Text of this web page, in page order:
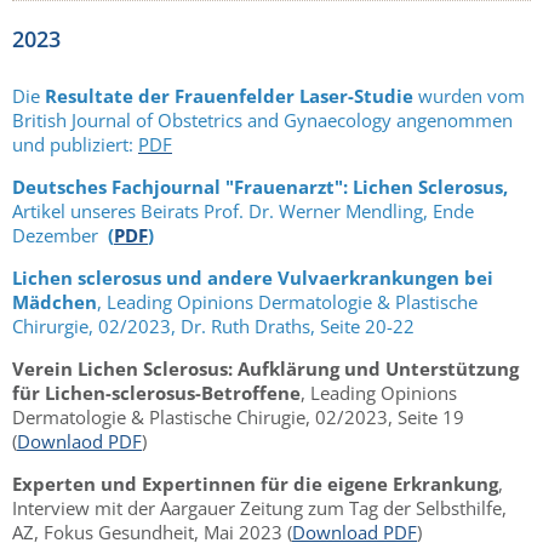
2023
Die Resultate der Frauenfelder Laser-Studie wurden vom
British Journal of Obstetrics and Gynaecology angenommen
und publiziert: PDF
Deutsches Fachjournal "Frauenarzt": Lichen Sclerosus,
Artikel unseres Beirats Prof. Dr. Werner Mendling, Ende
Dezember (PDF)
Lichen sclerosus und andere Vulvaerkrankungen bei
Mädchen, Leading Opinions Dermatologie & Plastische
Chirurgie, 02/2023, Dr. Ruth Draths, Seite 20-22
Verein Lichen Sclerosus: Aufklärung und Unterstützung
für Lichen-sclerosus-Betroffene, Leading Opinions
Dermatologie & Plastische Chirugie, 02/2023, Seite 19
(Downlaod PDF)
Experten und Expertinnen für die eigene Erkrankung,
Interview mit der Aargauer Zeitung zum Tag der Selbsthilfe,
AZ, Fokus Gesundheit, Mai 2023 (Download PDF)